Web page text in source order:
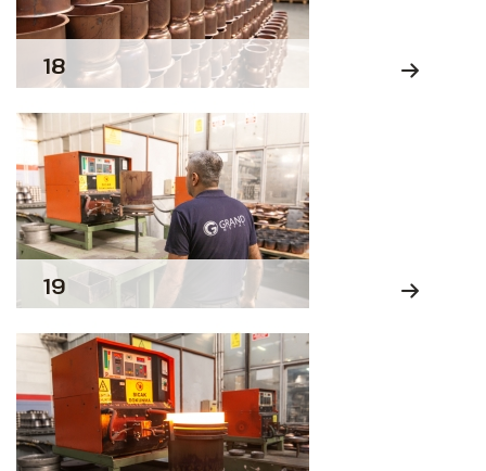
18
19